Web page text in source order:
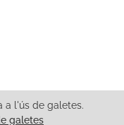
a l'ús de galetes.
galetes